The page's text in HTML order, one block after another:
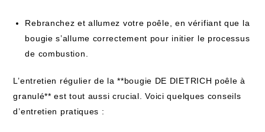
Rebranchez et allumez votre poêle, en vérifiant que la
bougie s’allume correctement pour initier le processus
de combustion.
L’entretien régulier de la **bougie DE DIETRICH poêle à
granulé** est tout aussi crucial. Voici quelques conseils
d’entretien pratiques :